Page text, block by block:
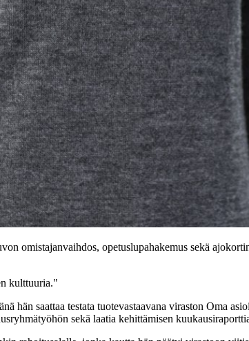
omistajanvaihdos, opetuslupahakemus sekä
kulttuuria."
hän saattaa testata tuotevastaavana viraston Oma
sekä laatia kehittämisen